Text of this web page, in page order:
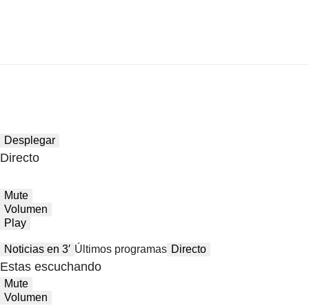
Desplegar
Directo
Mute
Volumen
Play
Noticias en 3′ Últimos programas Directo
Estas escuchando
Mute
Volumen